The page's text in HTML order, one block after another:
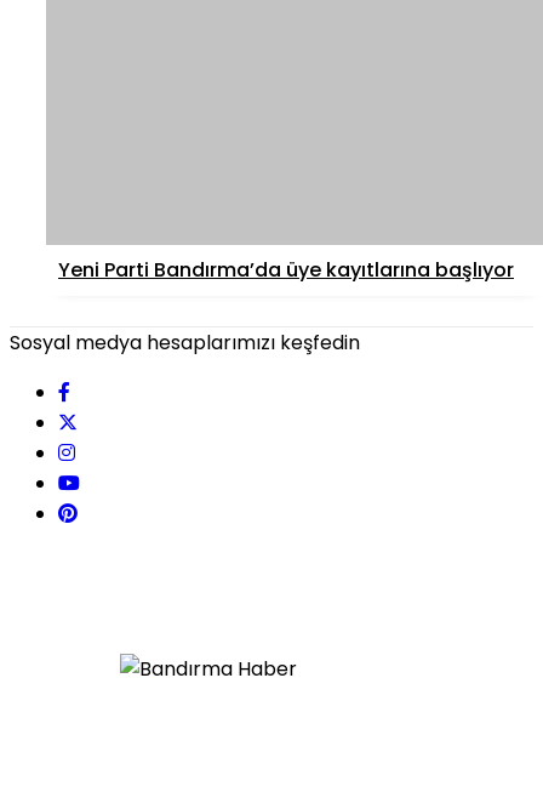
Yeni Parti Bandırma’da üye kayıtlarına başlıyor
Sosyal medya hesaplarımızı keşfedin